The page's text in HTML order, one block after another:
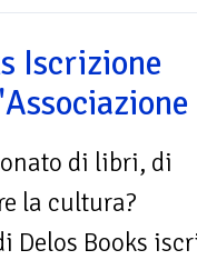
Iscrizione
di libri, di
la cultura?
Books